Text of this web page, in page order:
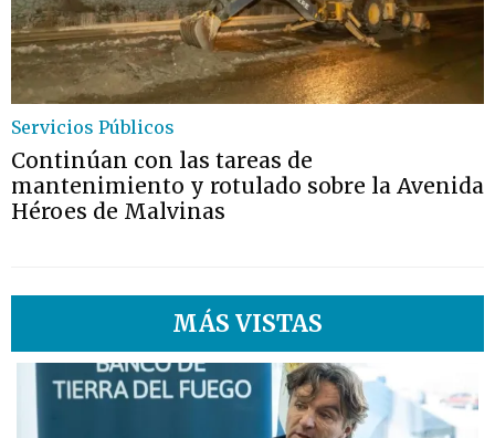
Servicios Públicos
Continúan con las tareas de
mantenimiento y rotulado sobre la Avenida
Héroes de Malvinas
MÁS VISTAS
1